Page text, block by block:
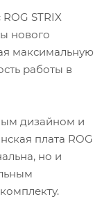
ROG STRIX
нового
максимальную
работы в
дизайном и
плата ROG
но и